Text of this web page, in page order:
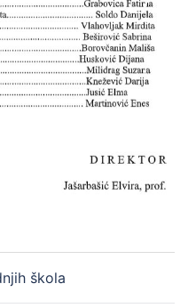
škola